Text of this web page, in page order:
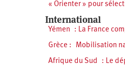
« Orienter » pour
International
Yémen : La France
Grèce : Mobilisation
Afrique du Sud : Le